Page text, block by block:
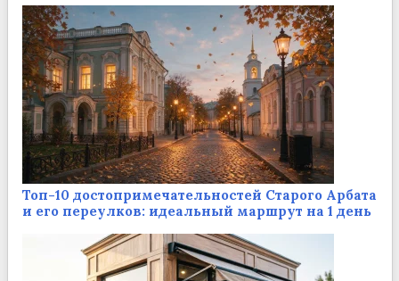
Топ-10 достопримечательностей Старого Арбата
и его переулков: идеальный маршрут на 1 день